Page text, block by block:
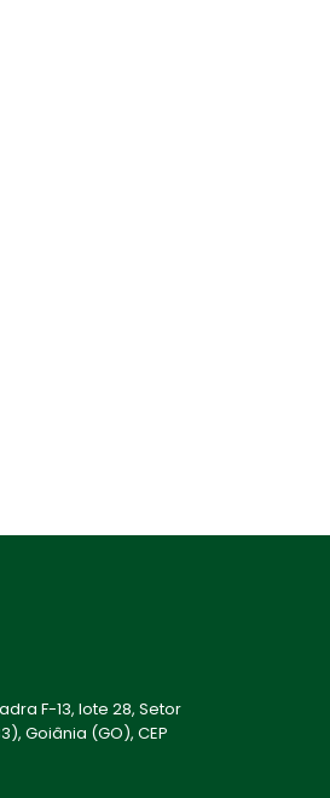
F-13, lote 28, Setor
Goiânia (GO), CEP